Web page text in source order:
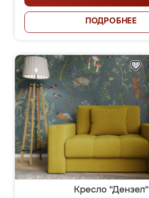
ПОДРОБНЕЕ
Кресло "Дензел"